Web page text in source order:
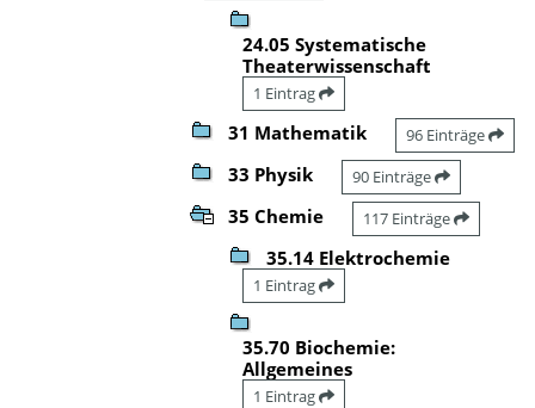
24.05 Systematische
Theaterwissenschaft
1 Eintrag
31 Mathematik 96 Einträge
33 Physik 90 Einträge
35 Chemie 117 Einträge
35.14 Elektrochemie
1 Eintrag
35.70 Biochemie:
Allgemeines
1 Eintrag